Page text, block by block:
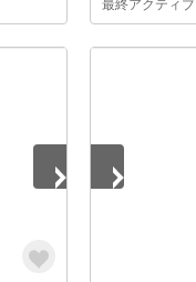
最終アクティ